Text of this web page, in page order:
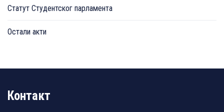
Статут Студентског парламента
Остали акти
Контакт